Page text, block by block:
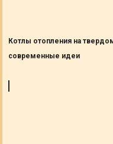
Котлы отопления на
современные идеи